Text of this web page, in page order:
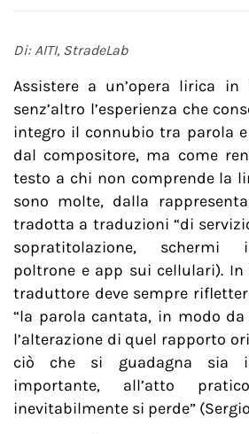
Di: AITI, StradeLab
Assistere a un’opera lirica
senz’altro l’esperienza che
integro il connubio tra parola
dal compositore, ma come
testo a chi non comprende la
sono molte, dalla
tradotta a traduzioni “di
sopratitolazione, schermi
poltrone e app sui cellulari).
traduttore deve sempre
“la parola cantata, in modo
l’alterazione di quel rapporto
ciò che si guadagna sia
importante, all’atto
inevitabilmente si perde”